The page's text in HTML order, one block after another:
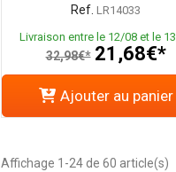
Ref. LR14033
Livraison entre le 12/08 et le
32,98€* 21,68€*
Ajouter au panier
Affichage 1-24 de 60 article(s)